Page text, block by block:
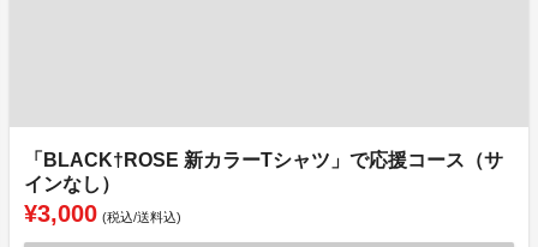
「BLACK†ROSE 新カラーTシャツ」で応援コース（サ
インなし）
¥3,000 (税込/送料込)